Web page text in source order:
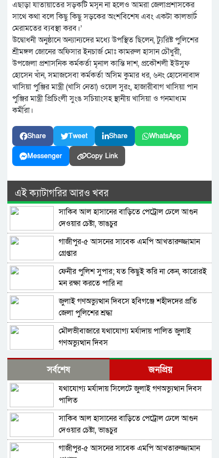
এছাড়া যাতায়াতের সড়কটি মসৃন না হলেও আমরা জেলাপ্রশাসকের
সাথে কথা বলে কিছু কিছু সড়কের অংশবিশেষ এবং একটা কালভার্ট
মেরামতের ব্যবস্থা করব।’
উদ্বোধনী অনুষ্ঠানে অন্যান্যদের মধ্যে উপস্থিত ছিলেন, ট্যুরিষ্ট পুলিশের
শ্রীমঙ্গল জোনের অফিসার ইনচার্জ মোঃ কামরুল হাসান চৌধুরী,
উপজেলা প্রশাসনিক কর্মকর্তা মৃনাল কান্তি দাশ, প্রকৌশলী ইউসুফ
হোসেন খাঁন, সমাজসেবা কর্মকর্তা অসিম কুমার ধর, ৬নং হোসেনাবাদ
খাসিয়া পুঞ্জির মান্ত্রী (খাসি নেতা) ওয়েল সুরং, হাজারীবাগ খাসিয়া পান
পুঞ্জির মান্ত্রী প্রিচিংলী সুংঙ সচিয়াংসহ স্থানীয় খাসিয়া ও গনমাধ্যম
কর্মীরা।
Share Tweet Share WhatsApp
Messenger Copy Link
এই ক্যাটাগরির আরও খবর
সাকিব আল হাসানের বাড়িতে পেট্রোল ঢেলে আগুন
দেওয়ার চেষ্টা, ভাঙচুর
গাজীপুর-৫ আসনের সাবেক এমপি আখতারুজ্জামান
গ্রেপ্তার
ফেনীর পুলিশ সুপার; যত কিছুই করি না কেন, কারোরই
মন রক্ষা করতে পারি না
জুলাই গণঅভ্যুত্থান দিবসে হবিগঞ্জে শহীদদের প্রতি
জেলা পুলিশের শ্রদ্ধা
মৌলভীবাজারে যথাযোগ্য মর্যাদায় পালিত জুলাই
গণঅভ্যুত্থান দিবস
কুষ্টিয়ায় নানা আয়োজনে জুলাই গণঅভ্যুত্থান দিবস
পালিত
বহিরাগতদের নিয়ে র‍্যালি করার অভিযোগকে কেন্দ্র
করে বরিশাল বিশ্ববিদ্যালয়ে ছাত্রদল-শিবির সংঘর্ষ,
আহত ১০
বেগম রোকেয়া বিশ্ববিদ্যালয়ে ছাত্রদল-শিবির সংঘর্ষ,
আহত অন্তত ২০
মদপান করে দুই রুশ নাগরিকের মারামারিতে
সর্বশেষ জনপ্রিয়
যথাযোগ্য মর্যাদায় সিলেটে জুলাই গণঅভ্যুত্থান দিবস
পালিত
সাকিব আল হাসানের বাড়িতে পেট্রোল ঢেলে আগুন
দেওয়ার চেষ্টা, ভাঙচুর
গাজীপুর-৫ আসনের সাবেক এমপি আখতারুজ্জামান